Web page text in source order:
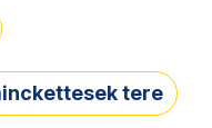
tere